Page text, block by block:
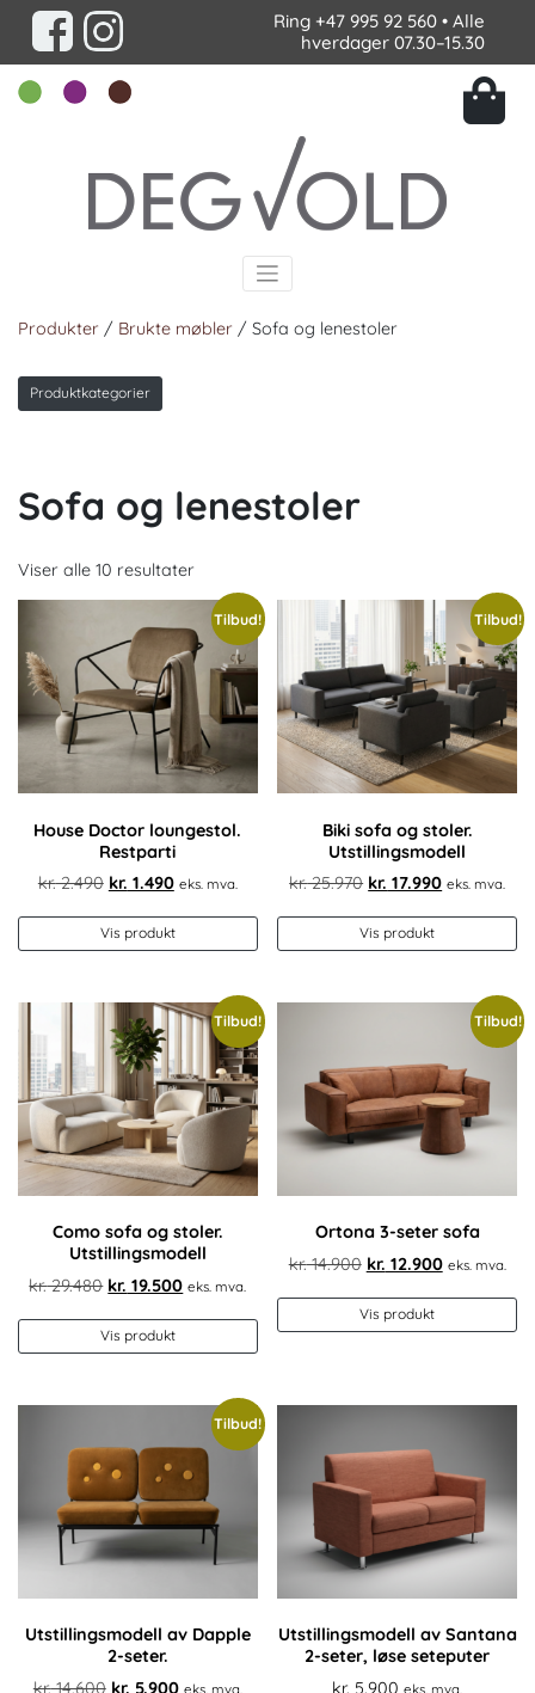
Ring +47 995 92 560 • Alle
hverdager 07.30–15.30
Produkter / Brukte møbler / Sofa og lenestoler
Produktkategorier
Sofa og lenestoler
Viser alle 10 resultater
Tilbud!
House Doctor loungestol.
Restparti
kr.2.490 Opprinnelig
var:
kr. 2.490.
kr. 1.490Nåværende
er:
kr. 1.490.
eks. mva.
Vis produkt
Tilbud!
Biki sofa og stoler.
Utstillingsmodell
kr.25.970 Opprinnelig
var:
kr. 25.970.
kr. 17.990Nåværende
kr. 17.990.
eks. mva.
Vis produkt
Tilbud!
Como sofa og stoler.
Utstillingsmodell
kr.29.480 Opprinnelig
var:
kr. 29.480.
kr. 19.500Nåværende
kr. 19.500.
eks. mva.
Vis produkt
Tilbud!
Ortona 3-seter sofa
kr.14.900 Opprinnelig
var:
kr. 14.900.
kr. 12.900Nåværende
kr. 12.900.
eks. mva.
Vis produkt
Tilbud!
Utstillingsmodell av Dapple
2-seter.
kr.14.600 Opprinnelig
kr. 5.900Nåværende
eks. mva.
Utstillingsmodell av Santana
2-seter, løse seteputer
kr. 5.900 eks. mva.